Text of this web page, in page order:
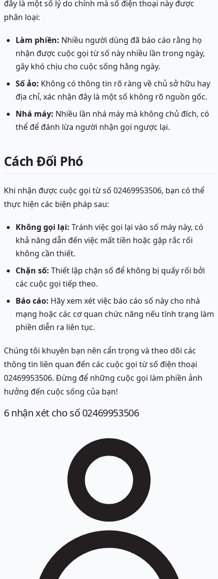
đây là một số lý do chính mà số điện thoại này được
phân loại:
Làm phiền: Nhiều người dùng đã báo cáo rằng họ
nhận được cuộc gọi từ số này nhiều lần trong ngày,
gây khó chịu cho cuộc sống hằng ngày.
Số ảo: Không có thông tin rõ ràng về chủ sở hữu hay
địa chỉ, xác nhận đây là một số không rõ nguồn gốc.
Nhá máy: Nhiều lần nhá máy mà không chủ đích, có
thể để đánh lừa người nhận gọi ngược lại.
Cách Đối Phó
Khi nhận được cuộc gọi từ số 02469953506, bạn có thể
thực hiện các biện pháp sau:
Không gọi lại: Tránh việc gọi lại vào số máy này, có
khả năng dẫn đến việc mất tiền hoặc gặp rắc rối
không cần thiết.
Chặn số: Thiết lập chặn số để không bị quấy rối bởi
các cuộc gọi tiếp theo.
Báo cáo: Hãy xem xét việc báo cáo số này cho nhà
mạng hoặc các cơ quan chức năng nếu tình trạng làm
phiền diễn ra liên tục.
Chúng tôi khuyên bạn nên cẩn trọng và theo dõi các
thông tin liên quan đến các cuộc gọi từ số điện thoại
02469953506. Đừng để những cuộc gọi làm phiền ảnh
hưởng đến cuộc sống của bạn!
6nhận xét cho số 02469953506